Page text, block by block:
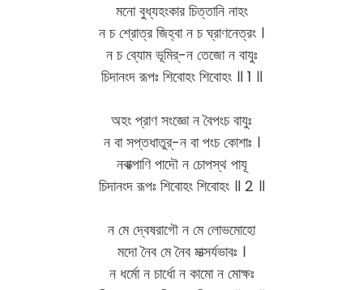
মনো বুধ্যহংকার চিত্তানি নাহং
ন চ শ্রোত্র জিহ্বা ন চ ঘ্রাণনেত্রং ।
ন চ ব্যোম ভূমির্-ন তেজো ন বাযুঃ
চিদানংদ রূপঃ শিবোহং শিবোহং ॥ 1 ॥
অহং প্রাণ সংজ্ঞো ন বৈপংচ বাযুঃ
ন বা সপ্তধাতুর্-ন বা পংচ কোশাঃ ।
নবাক্পাণি পাদৌ ন চোপস্থ পাযূ
চিদানংদ রূপঃ শিবোহং শিবোহং ॥ 2 ॥
ন মে দ্বেষরাগৌ ন মে লোভমোহো
মদো নৈব মে নৈব মাত্সর্যভাবঃ ।
ন ধর্মো ন চার্ধো ন কামো ন মোক্ষঃ